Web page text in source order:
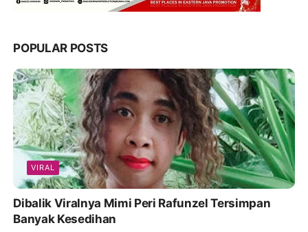
POPULAR POSTS
VIRAL
Dibalik Viralnya Mimi Peri Rafunzel Tersimpan
Banyak Kesedihan